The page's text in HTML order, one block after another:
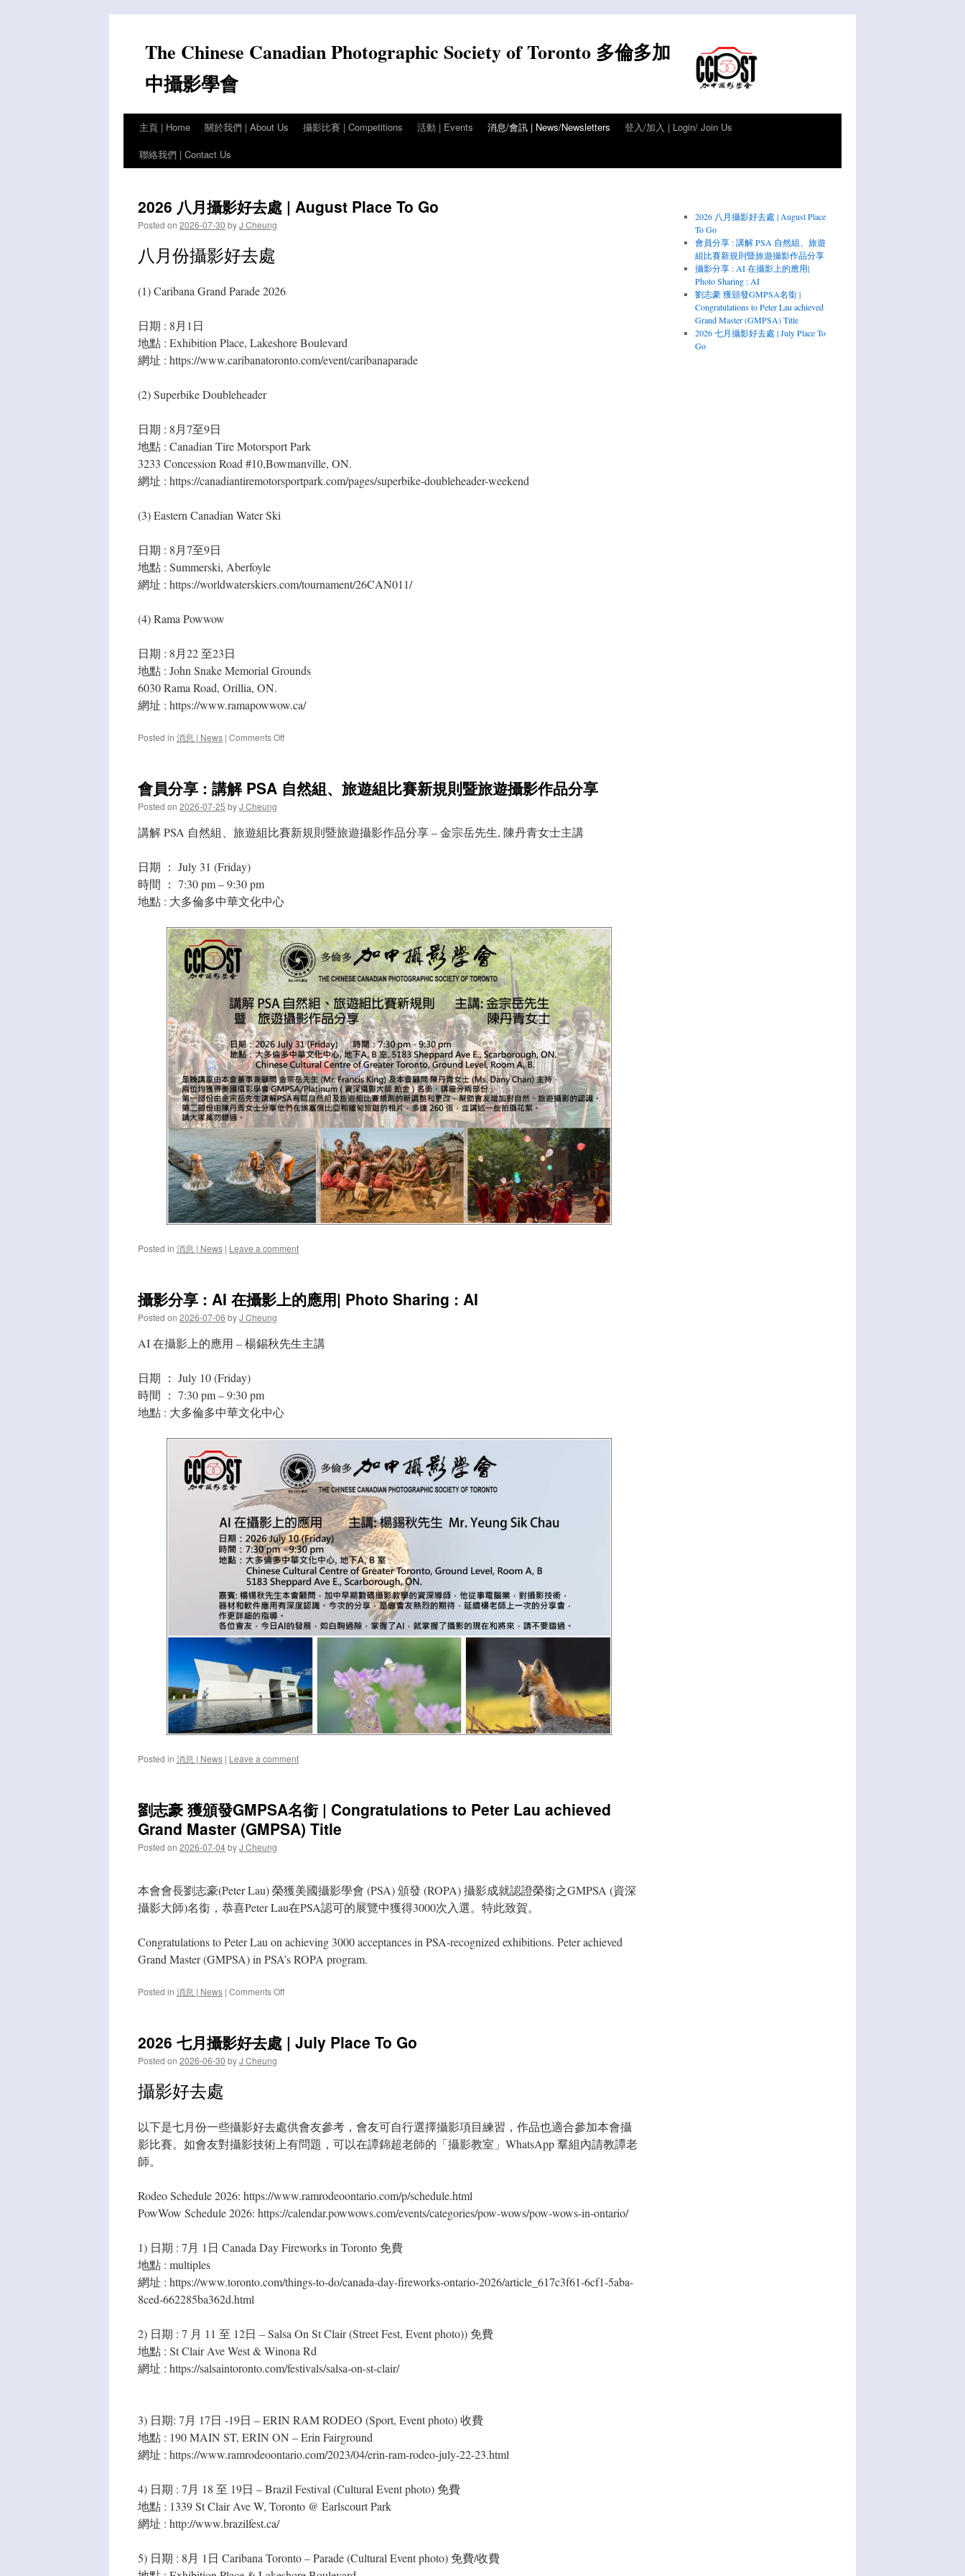
contentThe Chinese Canadian Photographic Society of Toronto 多倫多加
中攝影學會
主頁 | Home 關於我們 | About Us 攝影比賽 | Competitions 活動 | Events 消息/會訊 | News/Newsletters
登入/加入 | Login/ Join Us
聯絡我們 | Contact Us
2026 八月攝影好去處 | August Place To Go
Posted on 2026-07-30 byJ Cheung
八月份攝影好去處
(1) Caribana Grand Parade 2026
日期 : 8月1日
地點 : Exhibition Place, Lakeshore Boulevard
網址 : https://www.caribanatoronto.com/event/caribanaparade
(2) Superbike Doubleheader
日期 : 8月7至9日
地點 : Canadian Tire Motorsport Park
3233 Concession Road #10,Bowmanville, ON.
網址 : https://canadiantiremotorsportpark.com/pages/superbike-doubleheader-weekend
(3) Eastern Canadian Water Ski
日期 : 8月7至9日
地點 : Summerski, Aberfoyle
網址 : https://worldwaterskiers.com/tournament/26CAN011/
(4) Rama Powwow
日期 : 8月22 至23日
地點 : John Snake Memorial Grounds
6030 Rama Road, Orillia, ON.
網址 : https://www.ramapowwow.ca/
Posted in 消息 | News | Comments Offon
攝
去
處
Go
會員分享 : 講解 PSA 自然組、旅遊組比賽新規則暨旅遊攝影作品分享
Posted on 2026-07-25 byJ Cheung
講解 PSA 自然組、旅遊組比賽新規則暨旅遊攝影作品分享 – 金宗岳先生, 陳丹青女士主講
日期 ： July 31 (Friday)
時間 ： 7:30 pm – 9:30 pm
地點 : 大多倫多中華文化中心
Posted in 消息 | News | Leave a comment
攝影分享 : AI 在攝影上的應用| Photo Sharing : AI
Posted on 2026-07-06 byJ Cheung
AI 在攝影上的應用 – 楊錫秋先生主講
日期 ： July 10 (Friday)
時間 ： 7:30 pm – 9:30 pm
地點 : 大多倫多中華文化中心
Posted in 消息 | News | Leave a comment
劉志豪 獲頒發GMPSA名銜 | Congratulations to Peter Lau achieved
Grand Master (GMPSA) Title
Posted on 2026-07-04byJ Cheung
本會會長劉志豪(Peter Lau) 榮獲美國攝影學會 (PSA) 頒發 (ROPA) 攝影成就認證榮銜之GMPSA (資深
攝影大師)名銜，恭喜Peter Lau在PSA認可的展覽中獲得3000次入選。特此致賀。
Congratulations to Peter Lau on achieving 3000 acceptances in PSA-recognized exhibitions. Peter achieved
Grand Master (GMPSA) in PSA’s ROPA program.
Posted in 消息 | News | Comments Offon
頒
|
Congratulations
to
Grand
Master
2026 七月攝影好去處 | July Place To Go
Posted on 2026-06-30 byJ Cheung
攝影好去處
以下是七月份一些攝影好去處供會友參考，會友可自行選擇攝影項目練習，作品也適合參加本會攝
影比賽。如會友對攝影技術上有問題，可以在譚錦超老師的「攝影教室」WhatsApp 羣組內請教譚老
師。
Rodeo Schedule 2026: https://www.ramrodeoontario.com/p/schedule.html
PowWow Schedule 2026: https://calendar.powwows.com/events/categories/pow-wows/pow-wows-in-ontario/
1) 日期 : 7月 1日 Canada Day Fireworks in Toronto 免費
地點 : multiples
網址 : https://www.toronto.com/things-to-do/canada-day-fireworks-ontario-2026/article_617c3f61-6cf1-5aba-
8ced-662285ba362d.html
2) 日期 : 7 月 11 至 12日 – Salsa On St Clair (Street Fest, Event photo)) 免費
地點 : St Clair Ave West & Winona Rd
網址 : https://salsaintoronto.com/festivals/salsa-on-st-clair/
3) 日期: 7月 17日 -19日 – ERIN RAM RODEO (Sport, Event photo) 收費
地點 : 190 MAIN ST, ERIN ON – Erin Fairground
網址 : https://www.ramrodeoontario.com/2023/04/erin-ram-rodeo-july-22-23.html
4) 日期 : 7月 18 至 19日 – Brazil Festival (Cultural Event photo) 免費
地點 : 1339 St Clair Ave W, Toronto @ Earlscourt Park
網址 : http://www.brazilfest.ca/
5) 日期 : 8月 1日 Caribana Toronto – Parade (Cultural Event photo) 免費/收費
2026 八月攝影好去處 | August Place
To Go
會員分享 : 講解 PSA 自然組、旅遊
組比賽新規則暨旅遊攝影作品分享
攝影分享 : AI 在攝影上的應用|
Photo Sharing : AI
劉志豪 獲頒發GMPSA名銜 |
Congratulations to Peter Lau achieved
Grand Master (GMPSA) Title
2026 七月攝影好去處 | July Place To
Go